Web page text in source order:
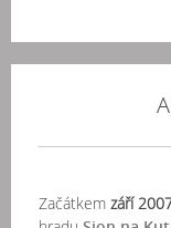
Začátkem září